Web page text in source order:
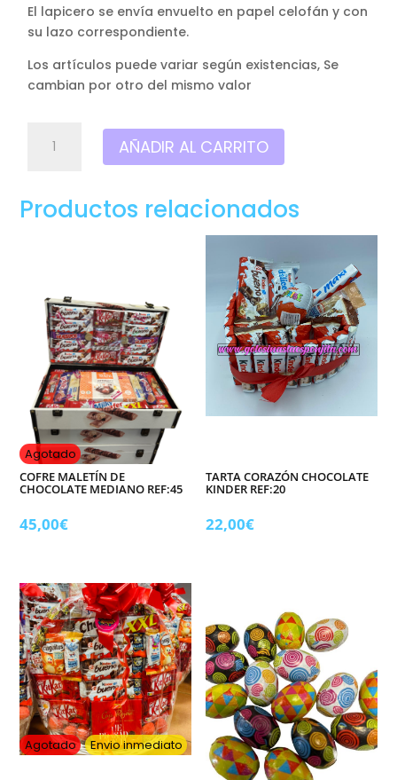
El lapicero se envía envuelto en papel celofán y con
su lazo correspondiente.
Los artículos puede variar según existencias, Se
cambian por otro del mismo valor
rellenos,
gris.
chocolates.
cantidad
AÑADIR AL CARRITO
Productos relacionados
Agotado
COFRE MALETÍN DE
CHOCOLATE MEDIANO REF:45
45,00€
TARTA CORAZÓN CHOCOLATE
KINDER REF:20
22,00€
Agotado Envio inmediato